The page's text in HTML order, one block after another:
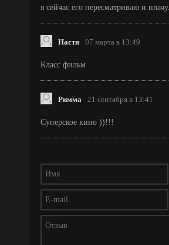
я сейчас его пересматриваю и плачу.
Настя 07 марта в 13:49
Класс фильм
Римма 21 сентября в 13:41
Суперское кино ))!!!